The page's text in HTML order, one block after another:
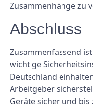
Zusammenhänge zu
Abschluss
Zusammenfassend
wichtige
Deutschland
Arbeitgeber
Geräte sicher und